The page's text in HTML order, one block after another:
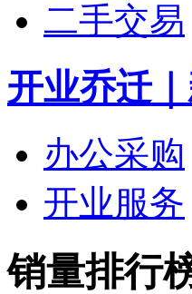
二手交易
开业乔迁
办公采购
开业服务
销量排行